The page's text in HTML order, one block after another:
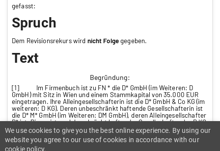
gefasst:
Spruch
Dem Revisionsrekurs wird nicht Folgegegeben.
Text
Begründung:
[1] Im Firmenbuch ist zu FN * die D* GmbH (im Weiteren: D
GmbH) mit Sitz in Wien und einem Stammkapital von 35.000 EUR
eingetragen. Ihre Alleingesellschafterin ist die D* GmbH & Co KG (im
weiteren: D KG). Deren unbeschränkt haftende Gesellschafterin ist
die D* M* GmbH (im Weiteren: DM GmbH), deren Alleingesellschafter
B* ist. Dieser ist auch beschränkt haftender Gesellschafter der D KG
(im Weiteren: Kommanditist oder Dritter).
[2] Punkt „5. Geschäftsanteile“ der Errichtungserklärung der D
GmbH lautet:
We use cookies to give you the best online experience. By using our
website you agree to our use of cookies in accordance with our
cookie policy.